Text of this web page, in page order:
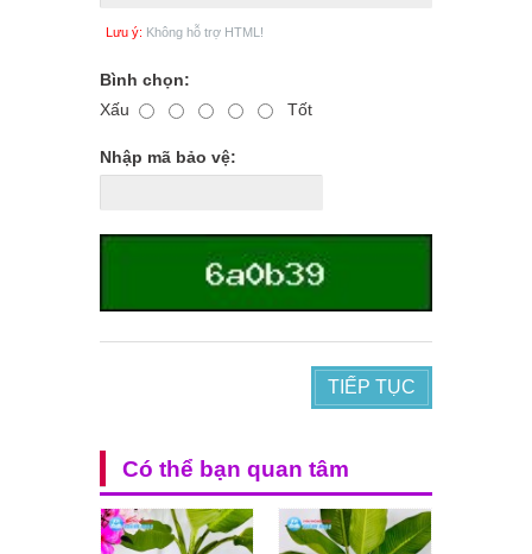
Lưu ý: Không hỗ trợ HTML!
Bình chọn:
Xấu
Tốt
Nhập mã bảo vệ:
TIẾP TỤC
Có thể bạn quan tâm